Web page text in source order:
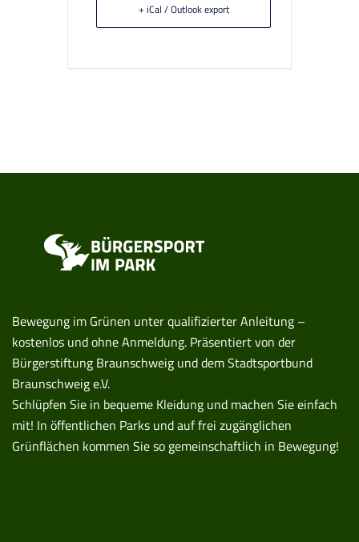
+ iCal / Outlook export
Bewegung im Grünen unter qualifizierter Anleitung –
kostenlos und ohne Anmeldung. Präsentiert von der
Bürgerstiftung Braunschweig und dem Stadtsportbund
Braunschweig e.V.
Schlüpfen Sie in bequeme Kleidung und machen Sie einfach
mit! In öffentlichen Parks und auf frei zugänglichen
Grünflächen kommen Sie so gemeinschaftlich in Bewegung!